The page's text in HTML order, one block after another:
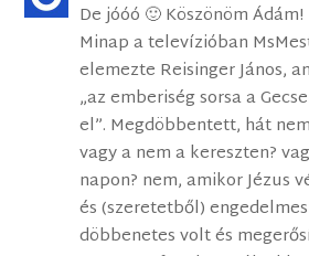
De jóóó 🙂 Köszönöm Ádám!
Minap a televízióban
elemezte Reisinger János,
„az emberiség sorsa a
el”. Megdöbbentett, hát
vagy a nem a kereszten?
napon? nem, amikor Jézus
és (szeretetből)
döbbenetes volt és